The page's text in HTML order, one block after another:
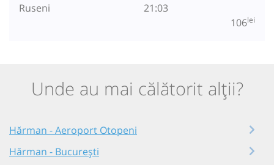
Ruseni
21:03
106lei
Unde au mai călătorit alții?
Hărman - Aeroport Otopeni
Hărman - București